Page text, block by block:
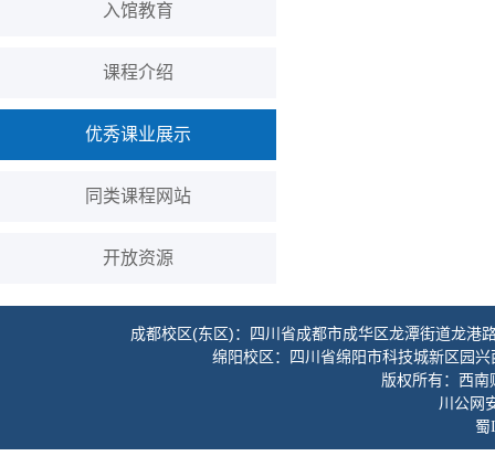
入馆教育
课程介绍
优秀课业展示
同类课程网站
开放资源
成都校区(东区)：四川省成都市成华区龙潭街道龙港
绵阳校区：四川省绵阳市科技城新区园
版权所有：西南
川公网
蜀